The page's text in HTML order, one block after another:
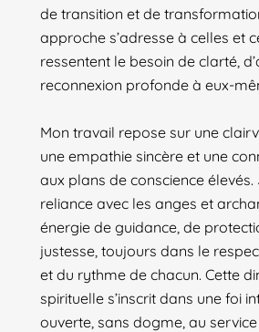
de transition et de
approche s’adresse à celles et
ressentent le besoin de clarté,
reconnexion profonde à eux-
Mon travail repose sur une
une empathie sincère et une
aux plans de conscience
reliance avec les anges et
énergie de guidance, de
justesse, toujours dans le
et du rythme de chacun. Cette
spirituelle s’inscrit dans une foi
ouverte, sans dogme, au service